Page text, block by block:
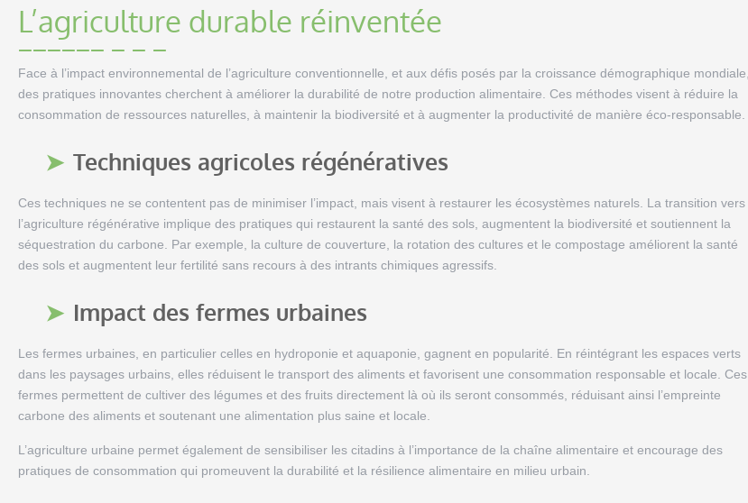
L’agriculture durable réinventée
Face à l’impact environnemental de l’agriculture conventionnelle, et aux défis posés par la croissance démographique mondiale,
des pratiques innovantes cherchent à améliorer la durabilité de notre production alimentaire. Ces méthodes visent à réduire la
consommation de ressources naturelles, à maintenir la biodiversité et à augmenter la productivité de manière éco-responsable.
Techniques agricoles régénératives
Ces techniques ne se contentent pas de minimiser l’impact, mais visent à restaurer les écosystèmes naturels. La transition vers
l’agriculture régénérative implique des pratiques qui restaurent la santé des sols, augmentent la biodiversité et soutiennent la
séquestration du carbone. Par exemple, la culture de couverture, la rotation des cultures et le compostage améliorent la santé
des sols et augmentent leur fertilité sans recours à des intrants chimiques agressifs.
Impact des fermes urbaines
Les fermes urbaines, en particulier celles en hydroponie et aquaponie, gagnent en popularité. En réintégrant les espaces verts
dans les paysages urbains, elles réduisent le transport des aliments et favorisent une consommation responsable et locale. Ces
fermes permettent de cultiver des légumes et des fruits directement là où ils seront consommés, réduisant ainsi l’empreinte
carbone des aliments et soutenant une alimentation plus saine et locale.
L’agriculture urbaine permet également de sensibiliser les citadins à l’importance de la chaîne alimentaire et encourage des
pratiques de consommation qui promeuvent la durabilité et la résilience alimentaire en milieu urbain.